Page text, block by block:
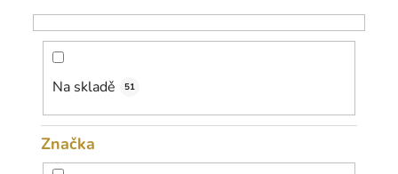
o
d
ů
Na skladě 51
Značka